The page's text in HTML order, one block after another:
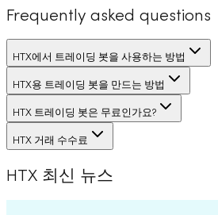
Frequently asked questions
HTX에서 트레이딩 봇을 사용하는 방법
HTX용 트레이딩 봇을 만드는 방법
HTX 트레이딩 봇은 무료인가요?
HTX 거래 수수료
HTX 최신 뉴스